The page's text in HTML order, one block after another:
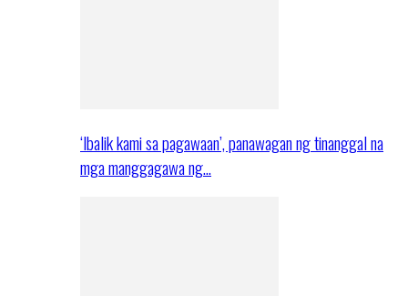
‘Ibalik kami sa pagawaan’, panawagan ng tinanggal na
mga manggagawa ng…